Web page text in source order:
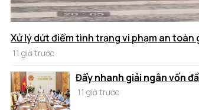
Xử lý dứt điểm tình trạng vi phạm an
11 giờ trước
Đẩy nhanh giải ngân vốn
11 giờ trước